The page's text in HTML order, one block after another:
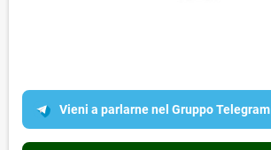
Vieni a parlarne nel Gruppo Telegram